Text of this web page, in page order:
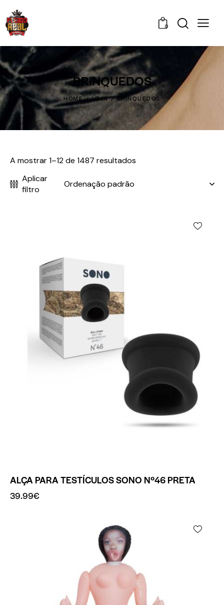
0
BRINQUEDOS
HOME LOJA BRINQUEDOS
A mostrar 1–12 de 1487 resultados
Aplicar
filtro
ALÇA PARA TESTÍCULOS SONO Nº46 PRETA
39.99€